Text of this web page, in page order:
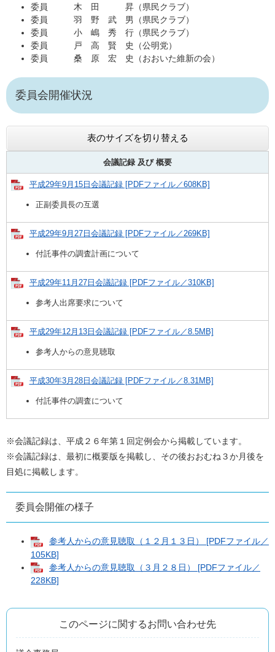
委員 木 田 昇（県民クラブ）
委員 羽 野 武 男（県民クラブ）
委員 小 嶋 秀 行（県民クラブ）
委員 戸 高 賢 史（公明党）
委員 桑 原 宏 史（おおいた維新の会）
委員会開催状況
表のサイズを切り替える
会議記録 及び 概要
平成29年9月15日会議記録 [PDFファイル／608KB]
正副委員長の互選
平成29年9月27日会議記録 [PDFファイル／269KB]
付託事件の調査計画について
平成29年11月27日会議記録 [PDFファイル／310KB]
参考人出席要求について
平成29年12月13日会議記録 [PDFファイル／8.5MB]
参考人からの意見聴取
平成30年3月28日会議記録 [PDFファイル／8.31MB]
付託事件の調査について
※会議記録は、平成２６年第１回定例会から掲載しています。
※会議記録は、最初に概要版を掲載し、その後おおむね３か月後を
目処に掲載します。
委員会開催の様子
参考人からの意見聴取（１２月１３日） [PDFファイル／
105KB]
参考人からの意見聴取（３月２８日） [PDFファイル／
228KB]
このページに関するお問い合わせ先